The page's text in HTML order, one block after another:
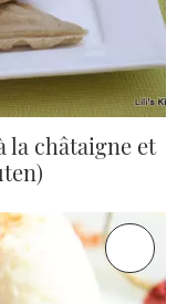
la châtaigne et